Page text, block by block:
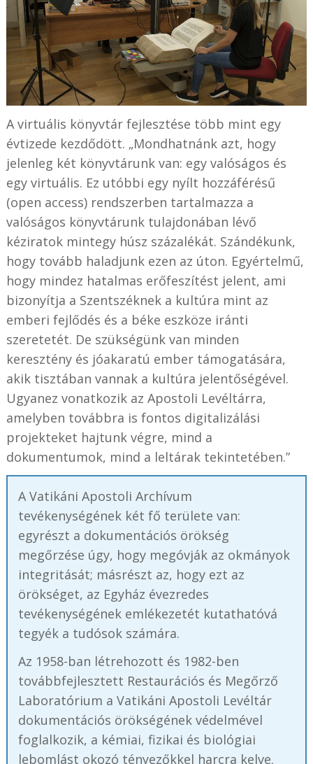
A virtuális könyvtár fejlesztése több mint egy
évtizede kezdődött. „Mondhatnánk azt, hogy
jelenleg két könyvtárunk van: egy valóságos és
egy virtuális. Ez utóbbi egy nyílt hozzáférésű
(open access) rendszerben tartalmazza a
valóságos könyvtárunk tulajdonában lévő
kéziratok mintegy húsz százalékát. Szándékunk,
hogy tovább haladjunk ezen az úton. Egyértelmű,
hogy mindez hatalmas erőfeszítést jelent, ami
bizonyítja a Szentszéknek a kultúra mint az
emberi fejlődés és a béke eszköze iránti
szeretetét. De szükségünk van minden
keresztény és jóakaratú ember támogatására,
akik tisztában vannak a kultúra jelentőségével.
Ugyanez vonatkozik az Apostoli Levéltárra,
amelyben továbbra is fontos digitalizálási
projekteket hajtunk végre, mind a
dokumentumok, mind a leltárak tekintetében.”
A Vatikáni Apostoli Archívum
tevékenységének két fő területe van:
egyrészt a dokumentációs örökség
megőrzése úgy, hogy megóvják az okmányok
integritását; másrészt az, hogy ezt az
örökséget, az Egyház évezredes
tevékenységének emlékezetét kutathatóvá
tegyék a tudósok számára.
Az 1958-ban létrehozott és 1982-ben
továbbfejlesztett Restaurációs és Megőrző
Laboratórium a Vatikáni Apostoli Levéltár
dokumentációs örökségének védelmével
foglalkozik, a kémiai, fizikai és biológiai
lebomlást okozó tényezőkkel harcra kelve.